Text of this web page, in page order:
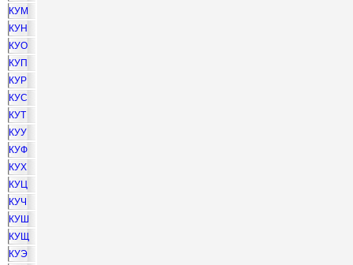
КУМ
КУН
КУО
КУП
КУР
КУС
КУТ
КУУ
КУФ
КУХ
КУЦ
КУЧ
КУШ
КУЩ
КУЭ